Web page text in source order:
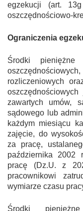
egzekucji (art.
oszczędnościowo-
Ograniczenia
Środki
rozliczeniowych
zawartych umów,
sądowego lub
każdym miesiącu
zajęcie, do
za pracę,
października 2002
pracę (Dz.U. z
pracownikowi
wymiarze czasu
Środki